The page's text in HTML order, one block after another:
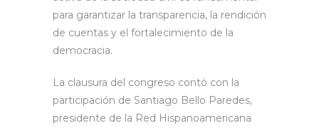
para garantizar la transparencia, la rendición
de cuentas y el fortalecimiento de la
democracia.
La clausura del congreso contó con la
participación de Santiago Bello Paredes,
presidente de la Red Hispanoamericana